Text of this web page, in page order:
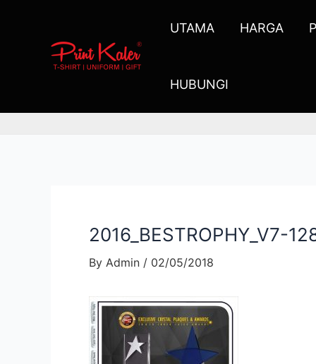
UTAMA HARGA
HUBUNGI
2016_BESTROPHY_V7-
By Admin / 02/05/2018